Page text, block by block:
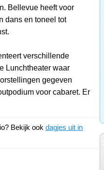
Bellevue heeft voor
dans en toneel tot
verschillende
Lunchtheater waar
gegeven
voor cabaret. Er
Bekijk ook dagjes uit in